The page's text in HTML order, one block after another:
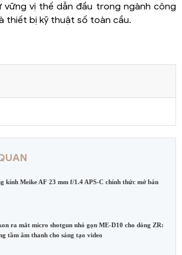
vững vị thế dẫn đầu trong ngành công
thiết bị kỹ thuật số toàn cầu.
kính Meike AF 23 mm f/1.4 APS-C chính thức mở bán
ra mắt micro shotgun nhỏ gọn ME-D10 cho dòng ZR:
tầm âm thanh cho sáng tạo video